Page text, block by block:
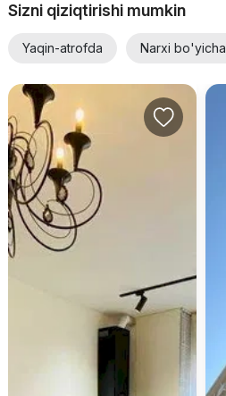
Sizni qiziqtirishi mumkin
Yaqin-atrofda Narxi bo'yicha